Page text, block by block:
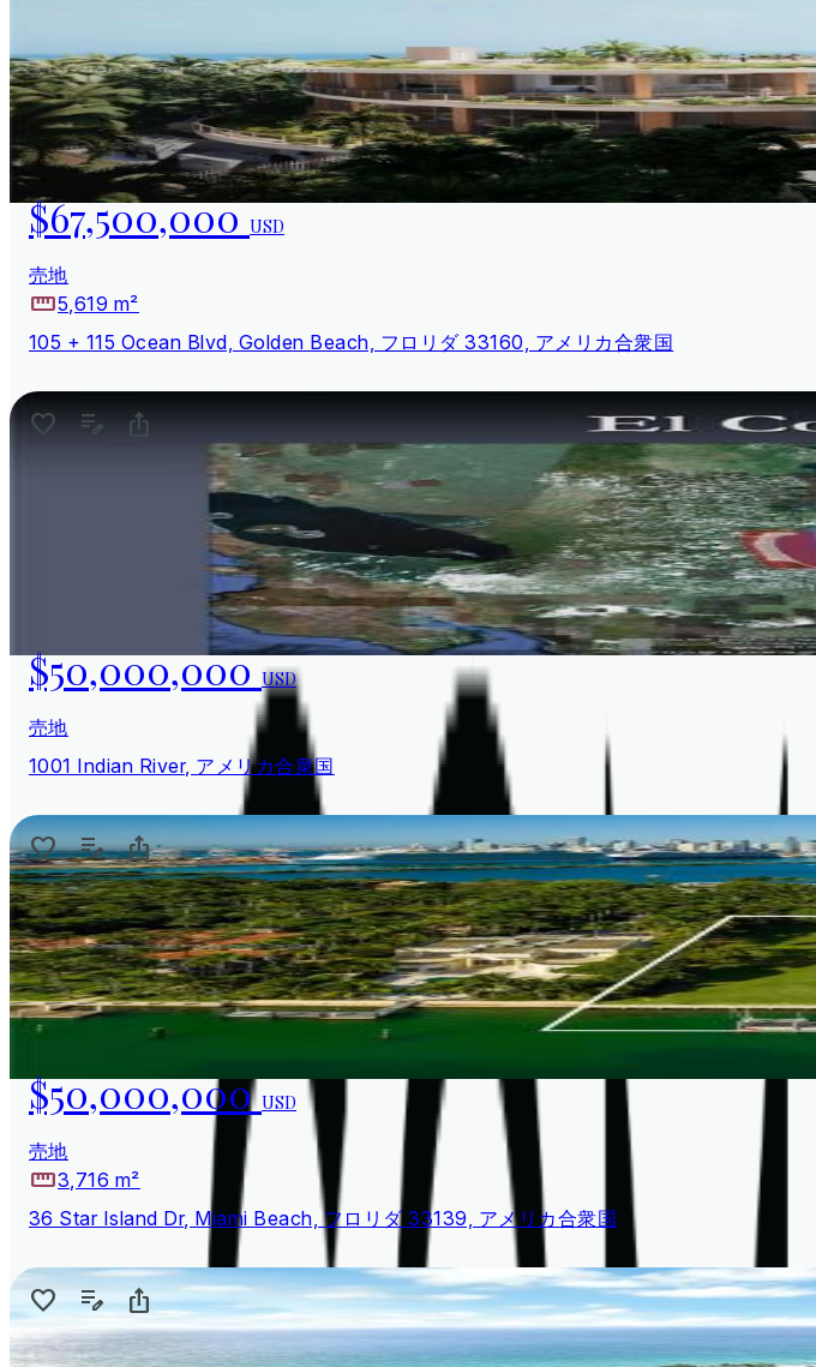
$67,500,000USD
売地
5,619 m²
105 + 115 Ocean Blvd, Golden Beach, フロリダ 33160, アメリカ合衆国
$50,000,000USD
売地
1001 Indian River, アメリカ合衆国
$50,000,000USD
売地
3,716 m²
36 Star Island Dr, Miami Beach, フロリダ 33139, アメリカ合衆国